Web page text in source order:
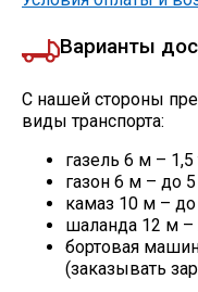
Варианты
С нашей стороны
виды транспорта:
газель 6 м – 1,5
газон 6 м – до 5
камаз 10 м – до
шаланда 12 м –
бортовая
(заказывать